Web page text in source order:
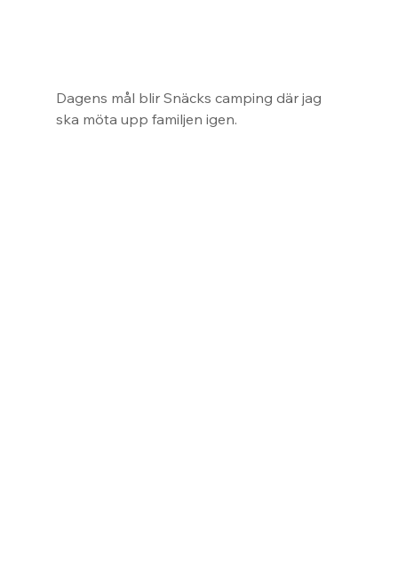
Dagens mål blir Snäcks camping där jag
ska möta upp familjen igen.